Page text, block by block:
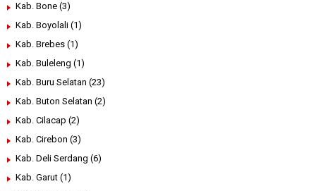
Kab. Bone (3)
Kab. Boyolali (1)
Kab. Brebes (1)
Kab. Buleleng (1)
Kab. Buru Selatan (23)
Kab. Buton Selatan (2)
Kab. Cilacap (2)
Kab. Cirebon (3)
Kab. Deli Serdang (6)
Kab. Garut (1)